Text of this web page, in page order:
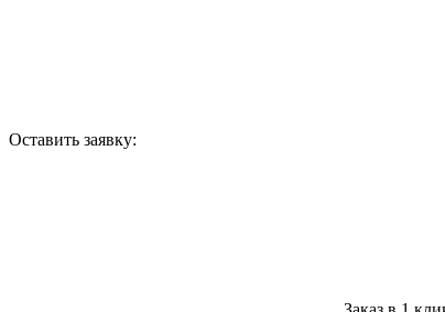
Оставить заявку: